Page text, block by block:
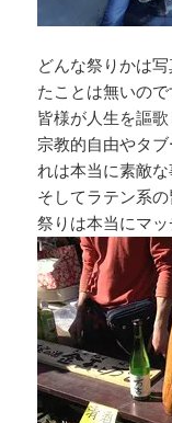
どんな祭りかは
たことは無いの
皆様が人生を謳
宗教的自由やタ
れは本当に素敵な
そしてラテン系
祭りは本当にマッ